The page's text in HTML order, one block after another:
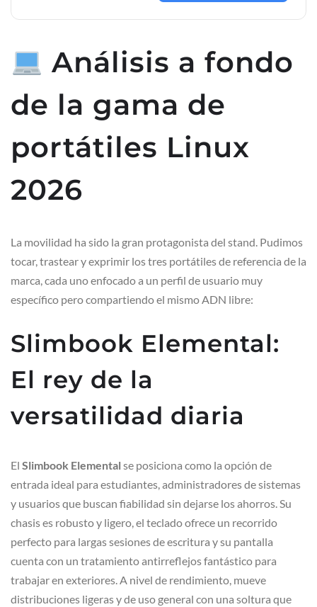
Análisis a fondo
de la gama de
portátiles Linux
2026
La movilidad ha sido la gran protagonista del stand. Pudimos
tocar, trastear y exprimir los tres portátiles de referencia de la
marca, cada uno enfocado a un perfil de usuario muy
específico pero compartiendo el mismo ADN libre:
Slimbook Elemental:
El rey de la
versatilidad diaria
El Slimbook Elemental se posiciona como la opción de
entrada ideal para estudiantes, administradores de sistemas
y usuarios que buscan fiabilidad sin dejarse los ahorros. Su
chasis es robusto y ligero, el teclado ofrece un recorrido
perfecto para largas sesiones de escritura y su pantalla
cuenta con un tratamiento antirreflejos fantástico para
trabajar en exteriores. A nivel de rendimiento, mueve
distribuciones ligeras y de uso general con una soltura que